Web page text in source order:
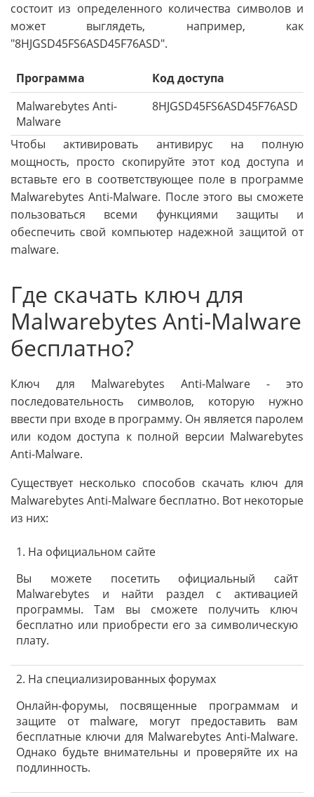
состоит из определенного количества символов и
может выглядеть, например, как
"8HJGSD45FS6ASD45F76ASD".
Программа
Код доступа
Malwarebytes Anti-
Malware
8HJGSD45FS6ASD45F76ASD
Чтобы активировать антивирус на полную
мощность, просто скопируйте этот код доступа и
вставьте его в соответствующее поле в программе
Malwarebytes Anti-Malware. После этого вы сможете
пользоваться всеми функциями защиты и
обеспечить свой компьютер надежной защитой от
malware.
Где скачать ключ для
Malwarebytes Anti-Malware
бесплатно?
Ключ для Malwarebytes Anti-Malware - это
последовательность символов, которую нужно
ввести при входе в программу. Он является паролем
или кодом доступа к полной версии Malwarebytes
Anti-Malware.
Существует несколько способов скачать ключ для
Malwarebytes Anti-Malware бесплатно. Вот некоторые
из них:
1. На официальном сайте
Вы можете посетить официальный сайт
Malwarebytes и найти раздел с активацией
программы. Там вы сможете получить ключ
бесплатно или приобрести его за символическую
плату.
2. На специализированных форумах
Онлайн-форумы, посвященные программам и
защите от malware, могут предоставить вам
бесплатные ключи для Malwarebytes Anti-Malware.
Однако будьте внимательны и проверяйте их на
подлинность.